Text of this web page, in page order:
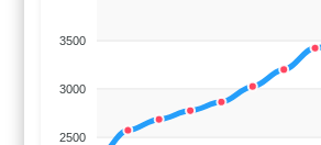
3500
3000
2500